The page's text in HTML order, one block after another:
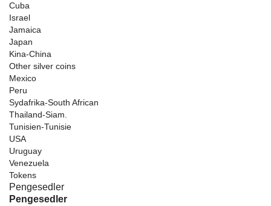
Cuba
Israel
Jamaica
Japan
Kina-China
Other silver coins
Mexico
Peru
Sydafrika-South African
Thailand-Siam.
Tunisien-Tunisie
USA
Uruguay
Venezuela
Tokens
Pengesedler
Pengesedler